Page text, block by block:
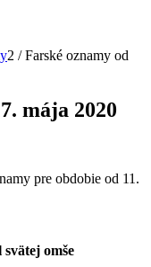
2 / Farské oznamy od
mája 2020
pre obdobie od 11.
svätej omše